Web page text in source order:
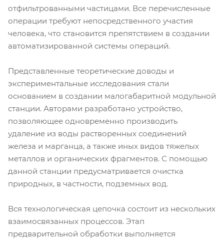
отфильтрованными частицами. Все перечисленные
операции требуют непосредственного участия
человека, что становится препятствием в создании
автоматизированной системы операций.
Представленные теоретические доводы и
экспериментальные исследования стали
основанием в создании малогабаритной модульной
станции. Авторами разработано устройство,
позволяющее одновременно производить
удаление из воды растворенных соединений
железа и марганца, а также иных видов тяжелых
металлов и органических фрагментов. С помощью
данной станции предусматривается очистка
природных, в частности, подземных вод.
Вся технологическая цепочка состоит из нескольких
взаимосвязанных процессов. Этап
предварительной обработки выполняется